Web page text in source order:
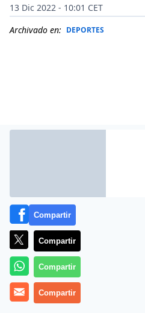
13 Dic 2022 - 10:01 CET
Archivado en: DEPORTES
Más información
Compartir
Compartir
Compartir
Compartir